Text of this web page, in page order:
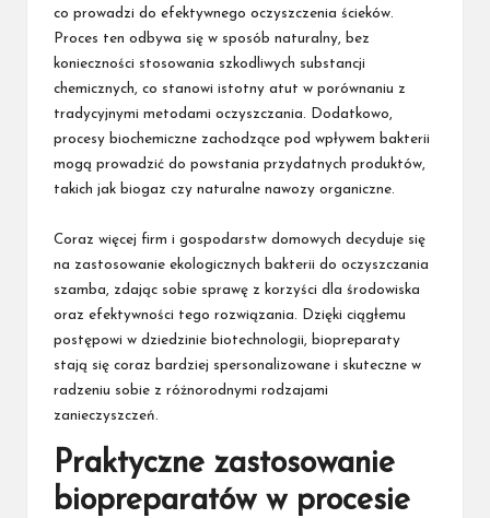
co prowadzi do efektywnego oczyszczenia ścieków.
Proces ten odbywa się w sposób naturalny, bez
konieczności stosowania szkodliwych substancji
chemicznych, co stanowi istotny atut w porównaniu z
tradycyjnymi metodami oczyszczania. Dodatkowo,
procesy biochemiczne zachodzące pod wpływem bakterii
mogą prowadzić do powstania przydatnych produktów,
takich jak biogaz czy naturalne nawozy organiczne.
Coraz więcej firm i gospodarstw domowych decyduje się
na zastosowanie ekologicznych bakterii do oczyszczania
szamba, zdając sobie sprawę z korzyści dla środowiska
oraz efektywności tego rozwiązania. Dzięki ciągłemu
postępowi w dziedzinie biotechnologii, biopreparaty
stają się coraz bardziej spersonalizowane i skuteczne w
radzeniu sobie z różnorodnymi rodzajami
zanieczyszczeń.
Praktyczne zastosowanie
biopreparatów w procesie